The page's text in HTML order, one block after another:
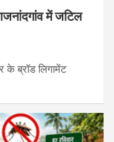
में जटिल
के ब्रॉड लिगामेंट